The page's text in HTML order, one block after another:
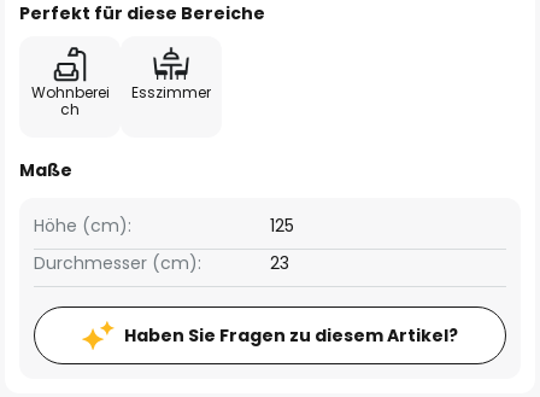
Perfekt für diese Bereiche
Wohnberei
ch
Esszimmer
Maße
Höhe (cm):
125
Durchmesser (cm):
23
Haben Sie Fragen zu diesem Artikel?